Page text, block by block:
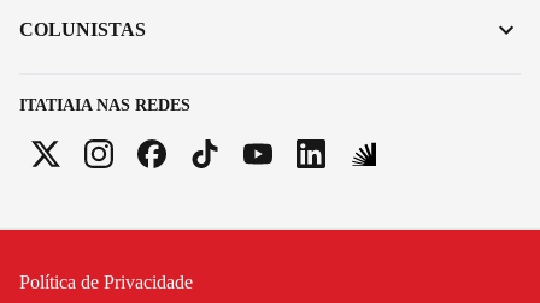
ITATIAIA NAS REDES
COLUNISTAS
Política de Privacidade